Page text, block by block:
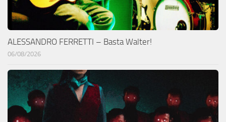
ALESSANDRO FERRETTI – Basta Walter!
06/08/2026